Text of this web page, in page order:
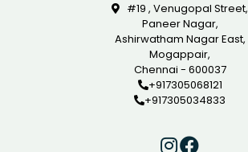
#19 , Venugopal Street,
Paneer Nagar,
Ashirwatham Nagar East,
Mogappair,
Chennai - 600037
+917305068121
+917305034833